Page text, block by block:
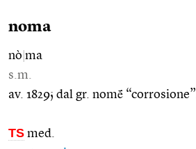
noma
nò ma
s.m.
av. 1829; dal gr. nomḗ “corrosione”.
TS med.